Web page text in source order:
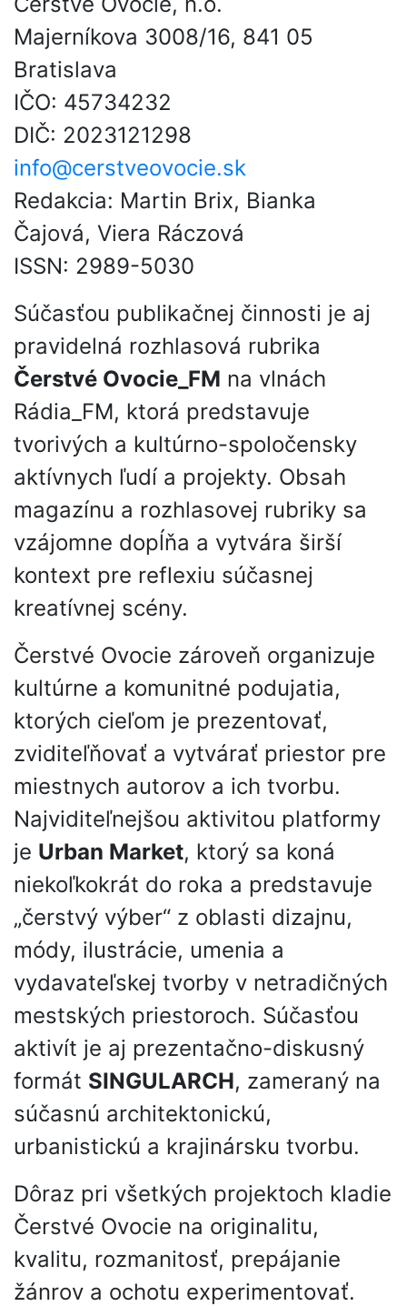
Majerníkova 3008/16, 841 05
Bratislava
IČO: 45734232
DIČ: 2023121298
info@cerstveovocie.sk
Redakcia: Martin Brix, Bianka
Čajová, Viera Ráczová
ISSN: 2989-5030
Súčasťou publikačnej činnosti je aj
pravidelná rozhlasová rubrika
Čerstvé Ovocie_FM na vlnách
Rádia_FM, ktorá predstavuje
tvorivých a kultúrno-spoločensky
aktívnych ľudí a projekty. Obsah
magazínu a rozhlasovej rubriky sa
vzájomne dopĺňa a vytvára širší
kontext pre reflexiu súčasnej
kreatívnej scény.
Čerstvé Ovocie zároveň organizuje
kultúrne a komunitné podujatia,
ktorých cieľom je prezentovať,
zviditeľňovať a vytvárať priestor pre
miestnych autorov a ich tvorbu.
Najviditeľnejšou aktivitou platformy
je Urban Market, ktorý sa koná
niekoľkokrát do roka a predstavuje
„čerstvý výber“ z oblasti dizajnu,
módy, ilustrácie, umenia a
vydavateľskej tvorby v netradičných
mestských priestoroch. Súčasťou
aktivít je aj prezentačno-diskusný
formát SINGULARCH, zameraný na
súčasnú architektonickú,
urbanistickú a krajinársku tvorbu.
Dôraz pri všetkých projektoch kladie
Čerstvé Ovocie na originalitu,
kvalitu, rozmanitosť, prepájanie
žánrov a ochotu experimentovať.